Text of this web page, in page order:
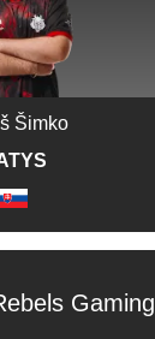
Šimko
Gaming